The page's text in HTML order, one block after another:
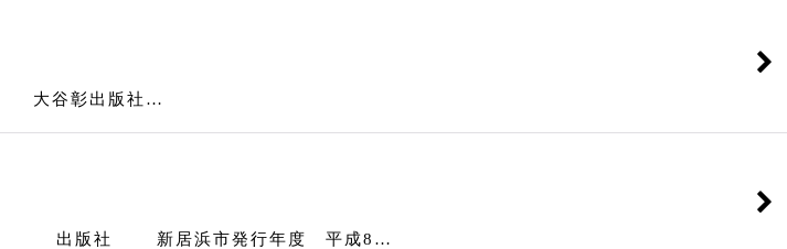
谷彰出版社…
者 出版社 新居浜市発行年度 平成8…